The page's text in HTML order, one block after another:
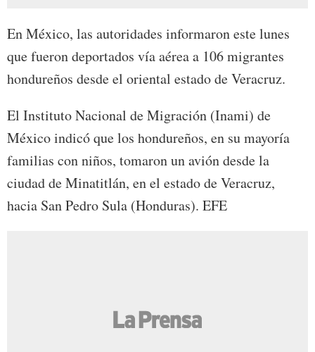
En México, las autoridades informaron este lunes
que fueron deportados vía aérea a 106 migrantes
hondureños desde el oriental estado de Veracruz.
El Instituto Nacional de Migración (Inami) de
México indicó que los hondureños, en su mayoría
familias con niños, tomaron un avión desde la
ciudad de Minatitlán, en el estado de Veracruz,
hacia San Pedro Sula (Honduras). EFE